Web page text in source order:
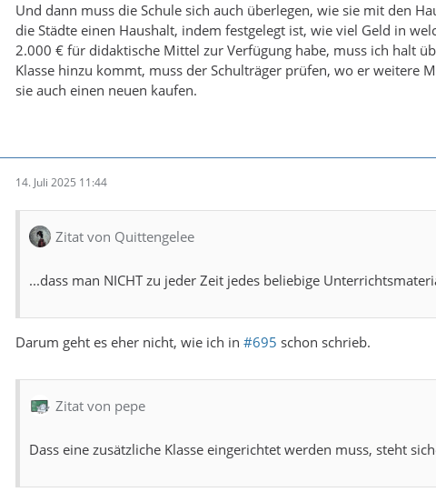
Und dann muss die Schule sich auch überlegen, wie sie mit den
die Städte einen Haushalt, indem festgelegt ist, wie viel Geld in
2.000 € für didaktische Mittel zur Verfügung habe, muss ich halt
Klasse hinzu kommt, muss der Schulträger prüfen, wo er weitere
sie auch einen neuen kaufen.
14. Juli 2025 11:44
Zitat von Quittengelee
...dass man NICHT zu jeder Zeit jedes beliebige
Darum geht es eher nicht, wie ich in #695 schon schrieb.
Zitat von pepe
Dass eine zusätzliche Klasse eingerichtet werden muss, steht